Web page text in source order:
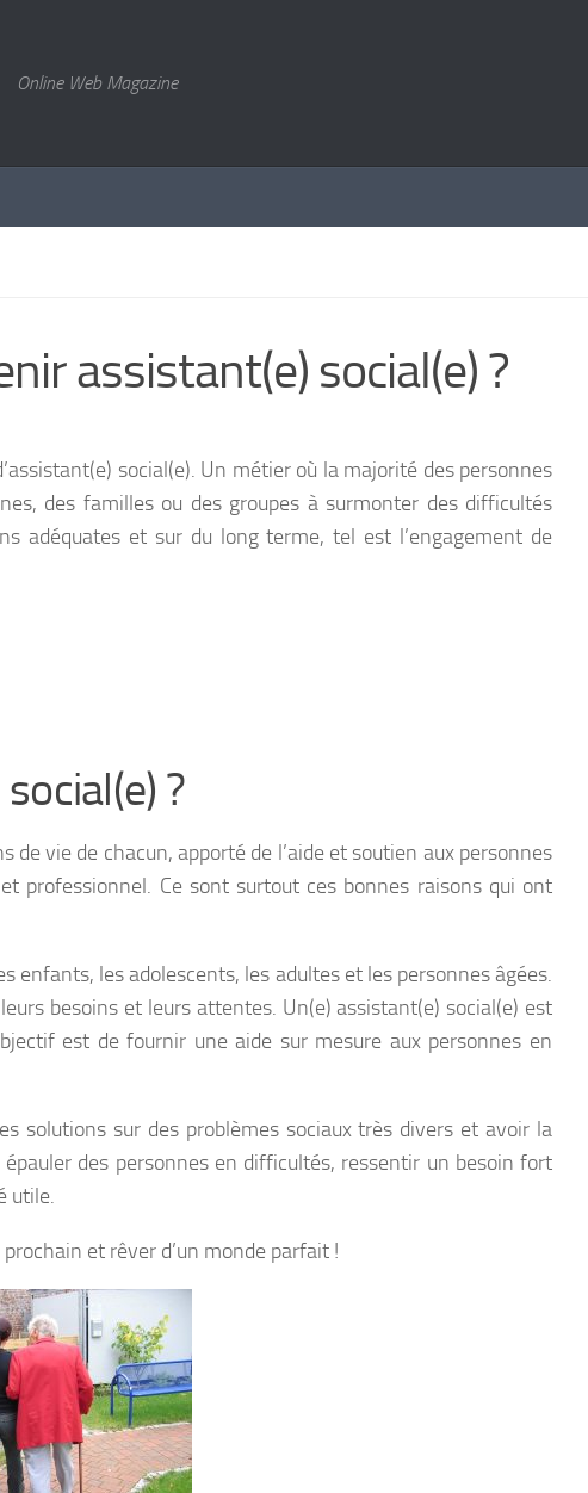
Online Web Magazine
assistant(e) social(e) ?
social(e). Un métier où la majorité des personnes
des familles ou des groupes à surmonter des difficultés
adéquates et sur du long terme, tel est l’engagement de
?
vie de chacun, apporté de l’aide et soutien aux personnes
professionnel. Ce sont surtout ces bonnes raisons qui ont
enfants, les adolescents, les adultes et les personnes âgées.
besoins et leurs attentes. Un(e) assistant(e) social(e) est
est de fournir une aide sur mesure aux personnes en
solutions sur des problèmes sociaux très divers et avoir la
des personnes en difficultés, ressentir un besoin fort
utile.
et rêver d’un monde parfait !